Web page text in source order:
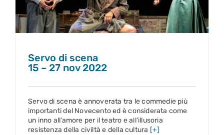
Servo di scena
15 – 27 nov 2022
Servo di scena è annoverata tra le commedie più
importanti del Novecento ed è considerata come
un inno all’amore per il teatro e all’illusoria
resistenza della civiltà e della cultura [+]